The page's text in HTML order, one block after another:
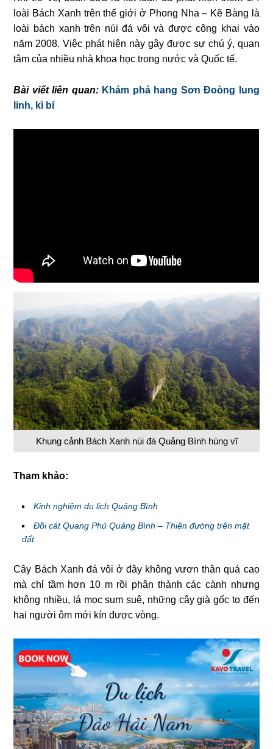
loài Bách Xanh trên thế giới ở Phong Nha – Kẽ Bàng là
loài bách xanh trên núi đá vôi và được công khai vào
năm 2008. Việc phát hiện này gây được sự chú ý, quan
tâm của nhiều nhà khoa học trong nước và Quốc tế.
Bài viết liên quan: Khám phá hang Sơn Đoòng lung
linh, kì bí
Khung cảnh Bách Xanh núi đá Quảng Bình hùng vĩ
Tham khảo:
Kinh nghiệm du lịch Quảng Bình
Đồi cát Quang Phú Quảng Bình – Thiên đường trên mặt
đất
Cây Bách Xanh đá vôi ở đây không vươn thân quá cao
mà chỉ tầm hơn 10 m rồi phân thành các cành nhưng
không nhiều, lá mọc sum suê, những cây già gốc to đến
hai người ôm mới kín được vòng.